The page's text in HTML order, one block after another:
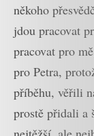
někoho
jdou pracovat
pracovat pro
pro Petra,
příběhu, věřili
prostě přidali a